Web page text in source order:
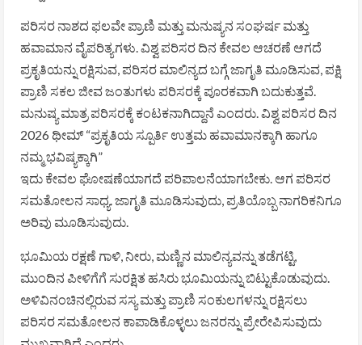
ಪರಿಸರ ನಾಶದ ಫಲವೇ ಪ್ರಾಣಿ ಮತ್ತು ಮನುಷ್ಯನ ಸಂಘರ್ಷ ಮತ್ತು
ಹವಾಮಾನ ವೈಪರಿತ್ಯಗಳು. ವಿಶ್ವ ಪರಿಸರ ದಿನ ಕೇವಲ ಆಚರಣೆ ಆಗದೆ
ಪ್ರಕೃತಿಯನ್ನು ರಕ್ಷಿಸುವ, ಪರಿಸರ ಮಾಲಿನ್ಯದ ಬಗ್ಗೆ ಜಾಗೃತಿ ಮೂಡಿಸುವ, ಪಕ್ಷಿ
ಪ್ರಾಣಿ ಸಕಲ ಜೀವ ಜಂತುಗಳು ಪರಿಸರಕ್ಕೆ ಪೂರಕವಾಗಿ ಬದುಕುತ್ತವೆ.
ಮನುಷ್ಯ ಮಾತ್ರ ಪರಿಸರಕ್ಕೆ ಕಂಟಕನಾಗಿದ್ದಾನೆ ಎಂದರು. ವಿಶ್ವ ಪರಿಸರ ದಿನ
2026 ಥೀಮ್ “ಪ್ರಕೃತಿಯ ಸ್ಪೂರ್ತಿ ಉತ್ತಮ ಹವಾಮಾನಕ್ಕಾಗಿ ಹಾಗೂ
ನಮ್ಮ ಭವಿಷ್ಯಕ್ಕಾಗಿ”
ಇದು ಕೇವಲ ಘೋಷಣೆಯಾಗದೆ ಪರಿಪಾಲನೆಯಾಗಬೇಕು. ಆಗ ಪರಿಸರ
ಸಮತೋಲನ ಸಾಧ್ಯ. ಜಾಗೃತಿ ಮೂಡಿಸುವುದು, ಪ್ರತಿಯೊಬ್ಬ ನಾಗರಿಕನಿಗೂ
ಅರಿವು ಮೂಡಿಸುವುದು.
ಭೂಮಿಯ ರಕ್ಷಣೆ ಗಾಳಿ, ನೀರು, ಮಣ್ಣಿನ ಮಾಲಿನ್ಯವನ್ನು ತಡೆಗಟ್ಟಿ,
ಮುಂದಿನ ಪೀಳಿಗೆಗೆ ಸುರಕ್ಷಿತ ಹಸಿರು ಭೂಮಿಯನ್ನು ಬಿಟ್ಟುಕೊಡುವುದು.
ಅಳಿವಿನಂಚಿನಲ್ಲಿರುವ ಸಸ್ಯ ಮತ್ತು ಪ್ರಾಣಿ ಸಂಕುಲಗಳನ್ನು ರಕ್ಷಿಸಲು
ಪರಿಸರ ಸಮತೋಲನ ಕಾಪಾಡಿಕೊಳ್ಳಲು ಜನರನ್ನು ಪ್ರೇರೇಪಿಸುವುದು